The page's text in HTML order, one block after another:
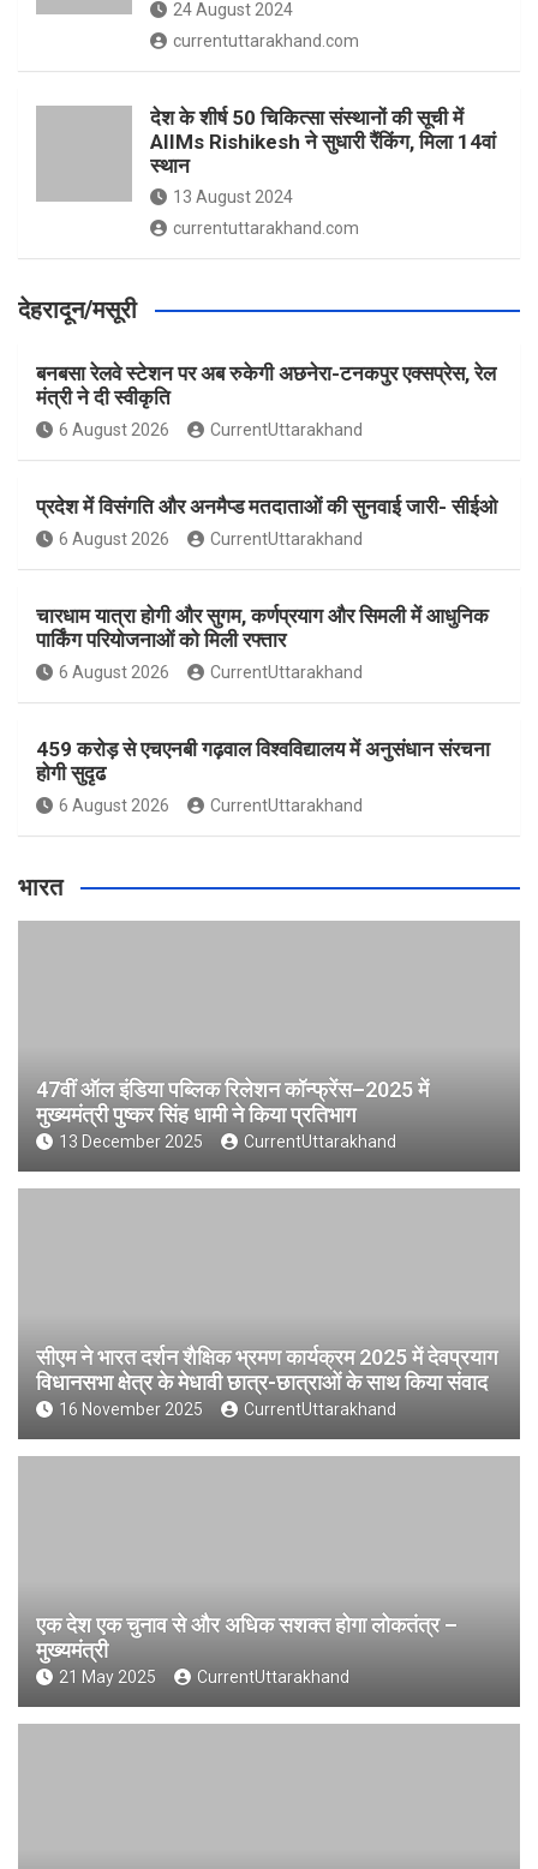
24 August 2024
currentuttarakhand.com
देश के शीर्ष 50 चिकित्सा संस्थानों की सूची में
AIIMs Rishikesh ने सुधारी रैंकिंग, मिला 14वां
स्थान
13 August 2024
currentuttarakhand.com
देहरादून/मसूरी
बनबसा रेलवे स्टेशन पर अब रुकेगी अछनेरा-टनकपुर एक्सप्रेस, रेल
मंत्री ने दी स्वीकृति
6 August 2026 CurrentUttarakhand
प्रदेश में विसंगति और अनमैप्ड मतदाताओं की सुनवाई जारी- सीईओ
6 August 2026 CurrentUttarakhand
चारधाम यात्रा होगी और सुगम, कर्णप्रयाग और सिमली में आधुनिक
पार्किंग परियोजनाओं को मिली रफ्तार
6 August 2026 CurrentUttarakhand
459 करोड़ से एचएनबी गढ़वाल विश्वविद्यालय में अनुसंधान संरचना
होगी सुदृढ
6 August 2026 CurrentUttarakhand
भारत
47वीं ऑल इंडिया पब्लिक रिलेशन कॉन्फ्रेंस–2025 में
मुख्यमंत्री पुष्कर सिंह धामी ने किया प्रतिभाग
13 December 2025 CurrentUttarakhand
सीएम ने भारत दर्शन शैक्षिक भ्रमण कार्यक्रम 2025 में देवप्रयाग
विधानसभा क्षेत्र के मेधावी छात्र-छात्राओं के साथ किया संवाद
16 November 2025 CurrentUttarakhand
एक देश एक चुनाव से और अधिक सशक्त होगा लोकतंत्र –
मुख्यमंत्री
21 May 2025 CurrentUttarakhand